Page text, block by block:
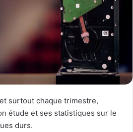
surtout chaque trimestre,
étude et ses statistiques sur le
durs.